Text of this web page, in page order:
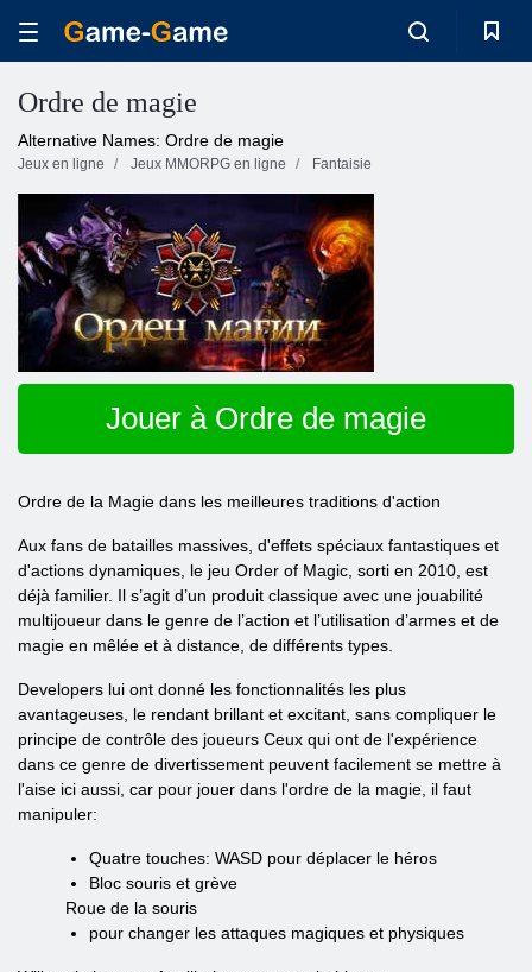
Ordre de magie
Alternative Names: Ordre de magie
Jeux en ligne Jeux MMORPG en ligne Fantaisie
Jouer à Ordre de magie
Ordre de la Magie dans les meilleures traditions d'action
Aux fans de batailles massives, d'effets spéciaux fantastiques et
d'actions dynamiques, le jeu Order of Magic, sorti en 2010, est
déjà familier. Il s’agit d’un produit classique avec une jouabilité
multijoueur dans le genre de l’action et l’utilisation d’armes et de
magie en mêlée et à distance, de différents types.
Developers lui ont donné les fonctionnalités les plus
avantageuses, le rendant brillant et excitant, sans compliquer le
principe de contrôle des joueurs Ceux qui ont de l'expérience
dans ce genre de divertissement peuvent facilement se mettre à
l'aise ici aussi, car pour jouer dans l'ordre de la magie, il faut
manipuler:
Quatre touches: WASD pour déplacer le héros
Bloc souris et grève
Roue de la souris
pour changer les attaques magiques et physiques